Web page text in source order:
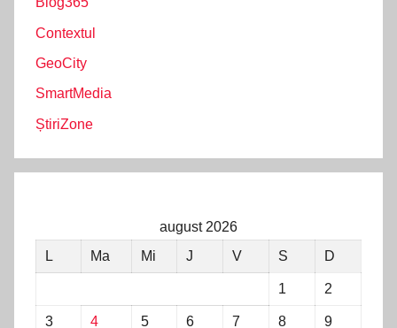
Contextul
GeoCity
SmartMedia
ȘtiriZone
august 2026
L
Ma Mi J V S D
1 2
3 4 5 6 7 8 9